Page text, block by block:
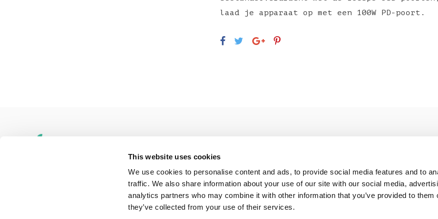
This website uses cookies
We use cookies to personalise content and ads, to provide social media features and to
traffic. We also share information about your use of our site with our social media,
analytics partners who may combine it with other information that you’ve provided to them
they’ve collected from your use of their services.
laad je apparaat op met een 100W PD-poort.